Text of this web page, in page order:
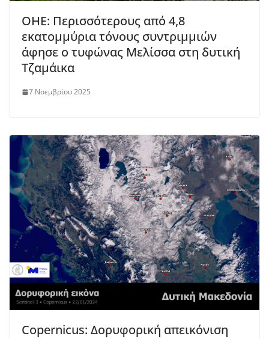
ΟΗΕ: Περισσότερους από 4,8
εκατομμύρια τόνους συντριμμιών
άφησε ο τυφώνας Μελίσσα στη δυτική
Τζαμάικα
7 Νοεμβρίου 2025
Copernicus: Δορυφορική απεικόνιση